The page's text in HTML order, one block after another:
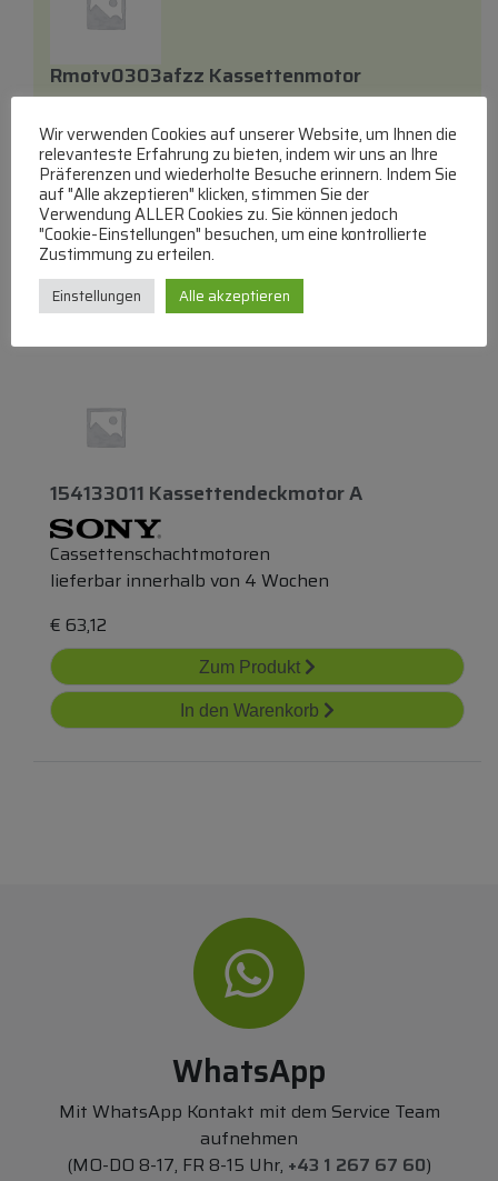
Rmotv0303afzz Kassettenmotor
Cassettenschachtmotoren
lieferbar innerhalb von 7 Wochen
€45,72
Zum Produkt
In den Warenkorb
154133011 Kassettendeckmotor A
Cassettenschachtmotoren
lieferbar innerhalb von 4 Wochen
€ 63,12
Zum Produkt
In den Warenkorb
WhatsApp
Mit WhatsApp Kontakt mit dem Service Team
aufnehmen
(MO-DO 8-17, FR 8-15 Uhr, +43 1 267 67 60)
Wir verwenden Cookies auf unserer Website, um Ihnen die
relevanteste Erfahrung zu bieten, indem wir uns an Ihre
Präferenzen und wiederholte Besuche erinnern. Indem Sie
auf "Alle akzeptieren" klicken, stimmen Sie der
Verwendung ALLER Cookies zu. Sie können jedoch
"Cookie-Einstellungen" besuchen, um eine kontrollierte
Zustimmung zu erteilen.
Einstellungen Alle akzeptieren